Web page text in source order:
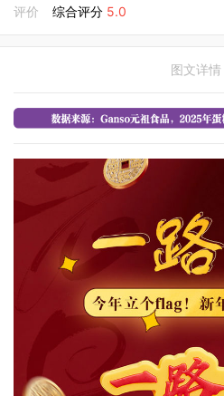
评价 综合评分 5.0
图文详情